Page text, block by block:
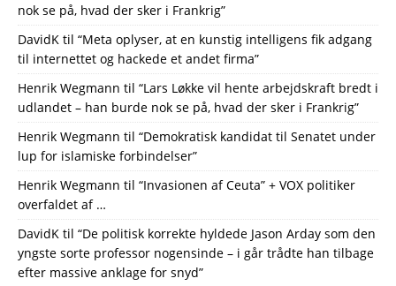
nok se på, hvad der sker i Frankrig”
DavidK til “Meta oplyser, at en kunstig intelligens fik adgang
til internettet og hackede et andet firma”
Henrik Wegmann til “Lars Løkke vil hente arbejdskraft bredt i
udlandet – han burde nok se på, hvad der sker i Frankrig”
Henrik Wegmann til “Demokratisk kandidat til Senatet under
lup for islamiske forbindelser”
Henrik Wegmann til “Invasionen af Ceuta” + VOX politiker
overfaldet af …
DavidK til “De politisk korrekte hyldede Jason Arday som den
yngste sorte professor nogensinde – i går trådte han tilbage
efter massive anklage for snyd”